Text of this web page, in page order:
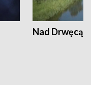
Nad Drwęcą